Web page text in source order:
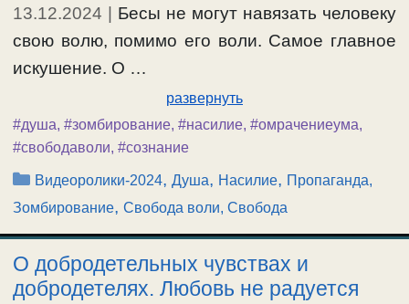
13.12.2024 | Бесы не могут навязать человеку
свою волю, помимо его воли. Самое главное
искушение. О …
развернуть
#душа, #зомбирование, #насилие, #омрачениеума,
#свободаволи, #сознание
Рубрики
Видеоролики-2024,Душа, Насилие, Пропаганда,
Зомбирование, Свобода воли, Свобода
О добродетельных чувствах и
добродетелях. Любовь не радуется